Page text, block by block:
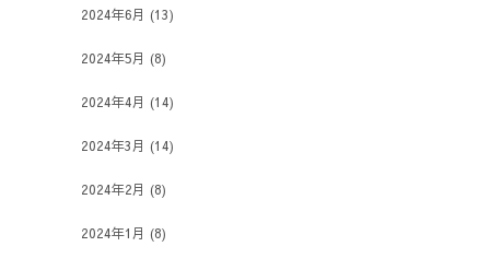
2024年6月 (13)
2024年5月 (8)
2024年4月 (14)
2024年3月 (14)
2024年2月 (8)
2024年1月 (8)